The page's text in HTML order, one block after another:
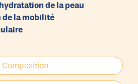
Composition
de la peau
de la mobilité